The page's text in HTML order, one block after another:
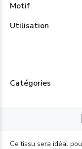
Motif
Utilisation
Catégories
Ce tissu sera idéal